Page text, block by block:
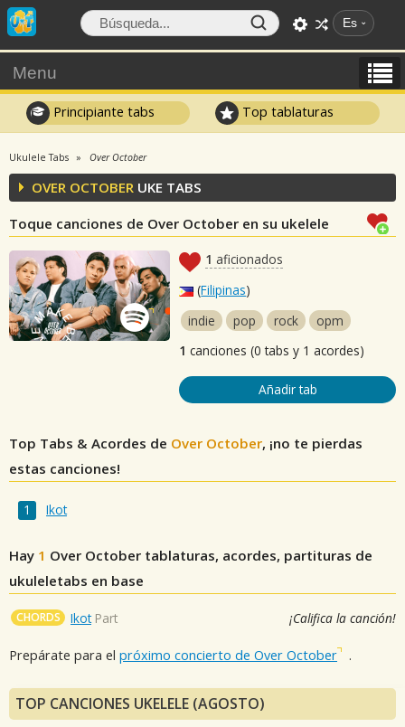
Es
Menu
Principiante tabs Top tablaturas
Ukulele Tabs Over October
OVER OCTOBER UKE TABS
Toque canciones de Over October en su ukelele
1 aficionados
(Filipinas)
indie
pop rock
opm
1 canciones (0 tabs y 1 acordes)
Añadir tab
Top Tabs & Acordes de Over October, ¡no te pierdas
estas canciones!
Ikot
Hay 1 Over October tablaturas, acordes, partituras de
ukuleletabs en base
CHORDS Ikot Part ¡Califica la canción!
Prepárate para el próximo concierto de Over October .
TOP CANCIONES UKELELE (AGOSTO)